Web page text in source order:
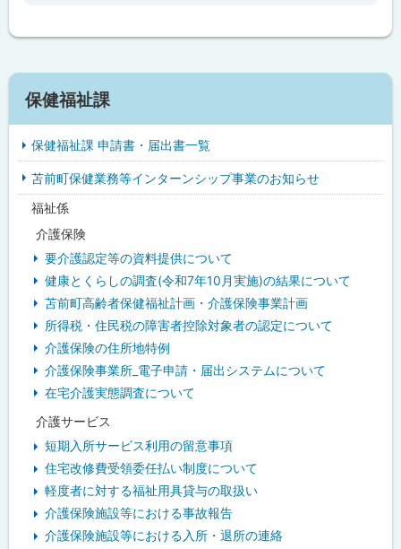
サ
イ
ド
・
保健福祉課
保健福祉課 申請書・届出書一覧
苫前町保健業務等インターンシップ事業のお知らせ
福祉係
介護保険
要介護認定等の資料提供について
健康とくらしの調査(令和7年10月実施)の結果について
苫前町高齢者保健福祉計画・介護保険事業計画
所得税・住民税の障害者控除対象者の認定について
介護保険の住所地特例
介護保険事業所_電子申請・届出システムについて
在宅介護実態調査について
介護サービス
短期入所サービス利用の留意事項
住宅改修費受領委任払い制度について
軽度者に対する福祉用具貸与の取扱い
介護保険施設等における事故報告
介護保険施設等における入所・退所の連絡